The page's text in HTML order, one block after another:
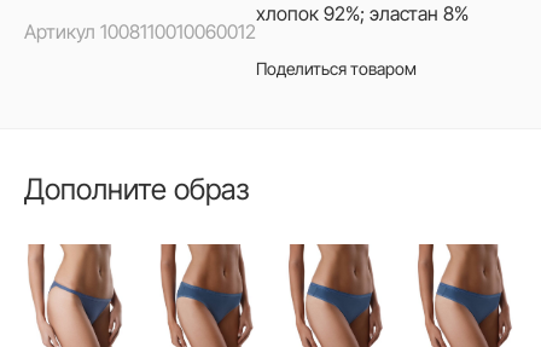
Артикул 1008110010060012
хлопок 92%; эластан 8%
Поделиться товаром
Дополните образ